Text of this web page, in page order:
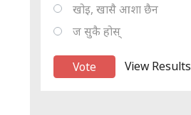
खोइ, खासै आशा छैन
ज सुकै होस्
View Results